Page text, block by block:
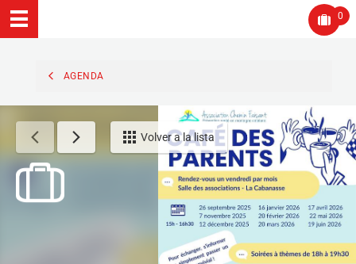
0
AGENDA
Volver a la lista